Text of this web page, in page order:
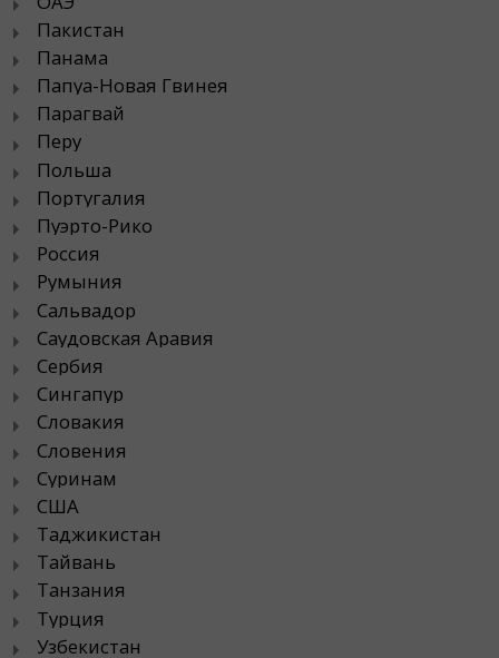
Пакистан
Панама
Папуа-Новая Гвинея
Парагвай
Перу
Польша
Португалия
Пуэрто-Рико
Россия
Румыния
Сальвадор
Саудовская Аравия
Сербия
Сингапур
Словакия
Словения
Суринам
США
Таджикистан
Тайвань
Танзания
Турция
Узбекистан